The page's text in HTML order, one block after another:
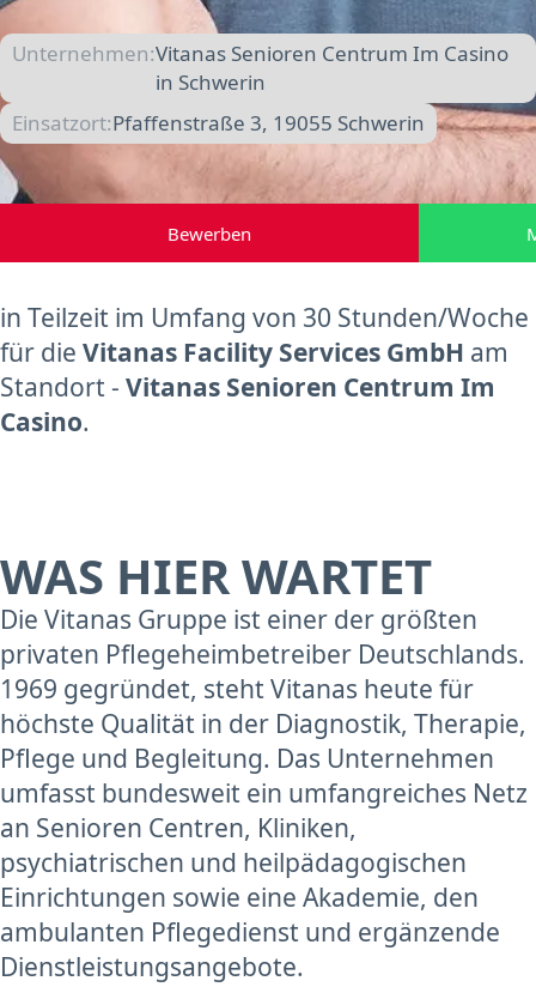
Unternehmen:Vitanas Senioren Centrum Im Casino
in Schwerin
Einsatzort:Pfaffenstraße 3, 19055 Schwerin
Bewerben
in Teilzeit im Umfang von 30 Stunden/Woche
für die Vitanas Facility Services GmbH am
Standort - Vitanas Senioren Centrum Im
Casino.
WAS HIER WARTET
Die Vitanas Gruppe ist einer der größten
privaten Pflegeheimbetreiber Deutschlands.
1969 gegründet, steht Vitanas heute für
höchste Qualität in der Diagnostik, Therapie,
Pflege und Begleitung. Das Unternehmen
umfasst bundesweit ein umfangreiches Netz
an Senioren Centren, Kliniken,
psychiatrischen und heilpädagogischen
Einrichtungen sowie eine Akademie, den
ambulanten Pflegedienst und ergänzende
Dienstleistungsangebote.